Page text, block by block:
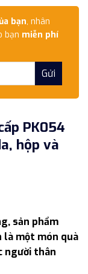
bạn, nhân
bạn miễn phí
PK054
hộp và
hiện
₫.
sản phẩm
là một món quà
người thân